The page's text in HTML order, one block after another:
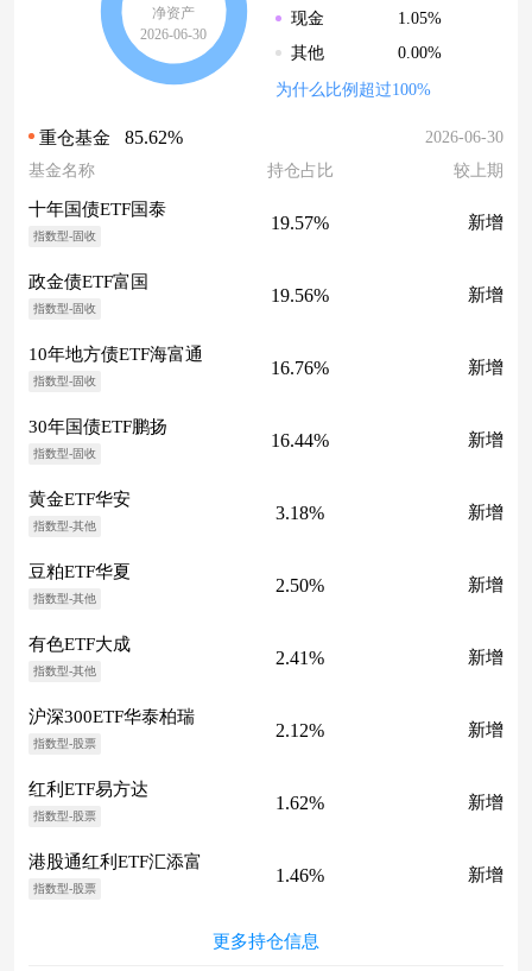
净资产
2026-06-30
现金
1.05%
其他
0.00%
为什么比例超过100%
重仓基金 85.62%
2026-06-30
基金名称
持仓占比 较上期
十年国债ETF国泰
指数型-固收
19.57% 新增
政金债ETF富国
指数型-固收
19.56% 新增
10年地方债ETF海富通
指数型-固收
16.76% 新增
30年国债ETF鹏扬
指数型-固收
16.44% 新增
黄金ETF华安
指数型-其他
3.18% 新增
豆粕ETF华夏
指数型-其他
2.50% 新增
有色ETF大成
指数型-其他
2.41% 新增
沪深300ETF华泰柏瑞
指数型-股票
2.12% 新增
红利ETF易方达
指数型-股票
1.62% 新增
港股通红利ETF汇添富
指数型-股票
1.46% 新增
更多持仓信息